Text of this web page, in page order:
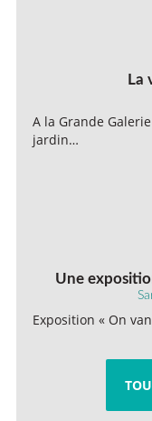
La
A la Grande
jardin…
Une
Exposition « On